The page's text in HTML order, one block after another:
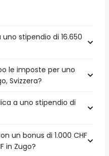
stipendio di 16.650
le imposte per uno
Svizzera?
a uno stipendio di
un bonus di 1.000 CHF
in Zugo?